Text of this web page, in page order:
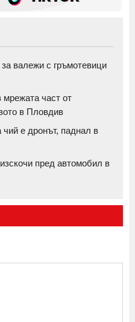
валежи с гръмотевици
мрежата част от
в Пловдив
чий е дронът, паднал в
пред автомобил в